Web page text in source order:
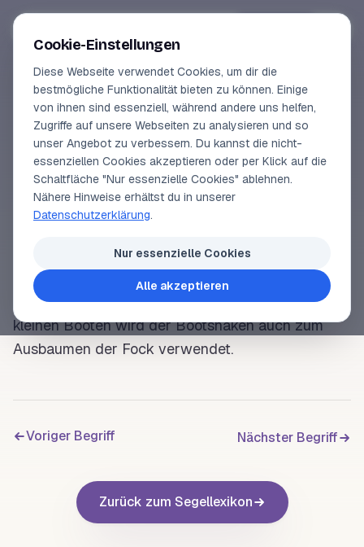
Online-Kurse
Vorschau
Erfahrungen
Lehrbuchautor
SEGELLEXIKON
Bootshaken
Eine etwa 1, 5 m lange Stangeaus Holz oder
. Mit einem Bootshaken kann man zum
Beispiel ein
verholen oder bei hohem
Freibord
einen Gegenstand aus dem Wasser fischen. Auf
kleinen Booten wird der Bootshaken auch zum
Ausbaumen der Fock verwendet.
Voriger Begriff Nächster Begriff
Zurück zum Segellexikon
Cookie-Einstellungen
Diese Webseite verwendet Cookies, um dir die
bestmögliche Funktionalität bieten zu können. Einige
von ihnen sind essenziell, während andere uns helfen,
Zugriffe auf unsere Webseiten zu analysieren und so
unser Angebot zu verbessern. Du kannst die nicht-
essenziellen Cookies akzeptieren oder per Klick auf die
Schaltfläche "Nur essenzielle Cookies" ablehnen.
Nähere Hinweise erhältst du in unserer
Datenschutzerklärung.
Nur essenzielle Cookies
Alle akzeptieren